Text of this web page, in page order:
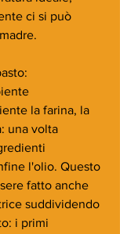
ci si può
la farina, la
una volta
l'olio. Questo
fatto anche
suddividendo
i primi